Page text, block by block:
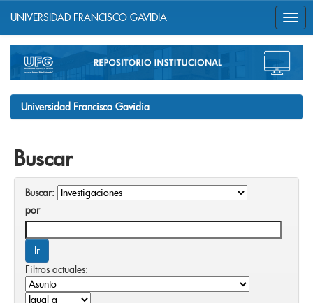
navigation
UNIVERSIDAD FRANCISCO GAVIDIA
Universidad Francisco Gavidia
Buscar
Buscar:
por
Filtros actuales: